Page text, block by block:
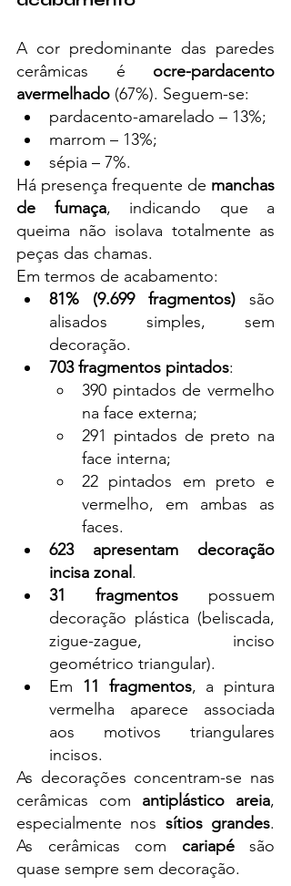
A cor predominante das paredes
cerâmicas é ocre-pardacento
avermelhado (67%). Seguem-se:
pardacento-amarelado – 13%;
marrom – 13%;
sépia – 7%.
Há presença frequente de manchas
de fumaça, indicando que a
queima não isolava totalmente as
peças das chamas.
Em termos de acabamento:
81% (9.699 fragmentos) são
alisados simples, sem
decoração.
703 fragmentos pintados:
390 pintados de vermelho
na face externa;
291 pintados de preto na
face interna;
22 pintados em preto e
vermelho, em ambas as
faces.
623 apresentam decoração
incisa zonal .
31 fragmentos possuem
decoração plástica (beliscada,
zigue-zague, inciso
geométrico triangular).
Em 11 fragmentos, a pintura
vermelha aparece associada
aos motivos triangulares
incisos.
As decorações concentram-se nas
cerâmicas com antiplástico areia,
especialmente nos sítios grandes.
As cerâmicas com cariapé são
quase sempre sem decoração.